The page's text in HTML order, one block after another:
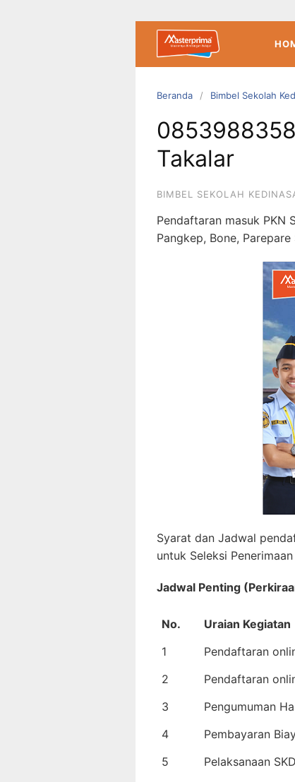
Beranda Bimbel Sekolah
Takalar
BIMBEL SEKOLAH
Pendaftaran masuk PKN
Pangkep, Bone,
Syarat dan Jadwal
untuk Seleksi
Jadwal Penting
No. Uraian Kegiatan
1
Pendaftaran
2
Pendaftaran
3
Pengumuman
4
Pembayaran
5
Pelaksanaan SKD